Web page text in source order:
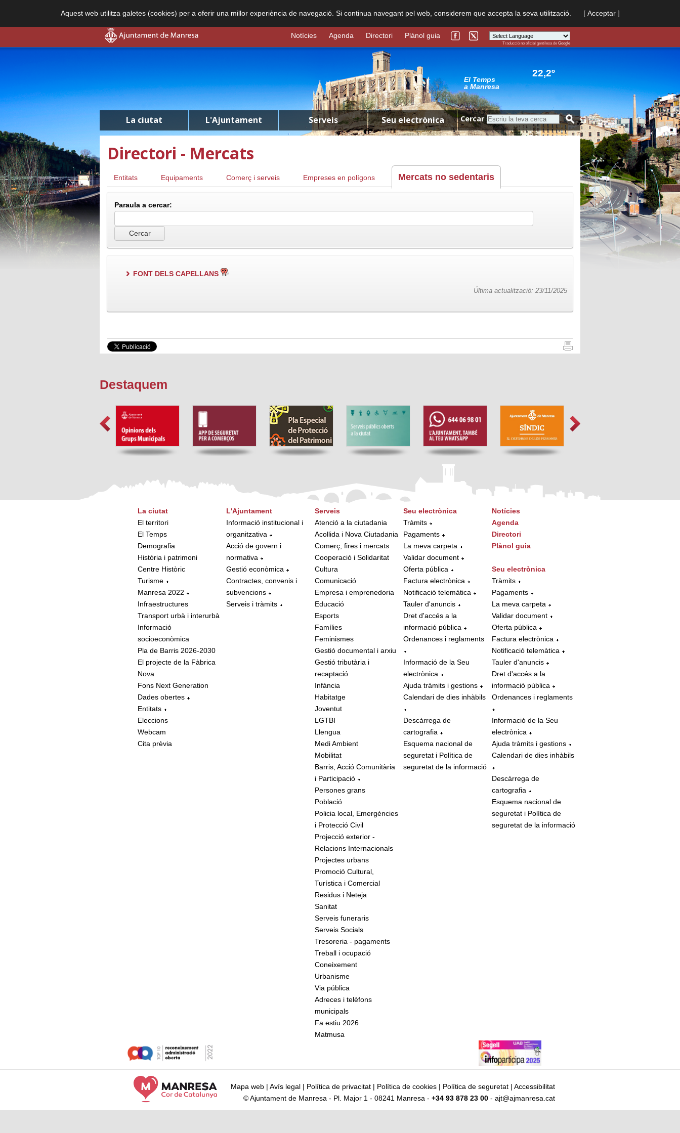
Aquest web utilitza galetes (cookies) per a oferir una millor experiència de navegació. Si continua navegant pel web, considerem que accepta la seva utilització. [ Acceptar ]
Powered by
Traducció no oficial gentilesa de Google
Notícies Agenda Directori Plànol guia
El Temps
a Manresa
22,2º
La ciutat L'Ajuntament Serveis Seu electrònica Cercar
Directori - Mercats
Entitats Equipaments Comerç i serveis Empreses en polígons Mercats no sedentaris
Paraula a cercar:
FONT DELS CAPELLANS
Última actualització: 23/11/2025
Destaquem
La ciutat
El territori
El Temps
Demografia
Història i patrimoni
Centre Històric
Turisme
Manresa 2022
Infraestructures
Transport urbà i interurbà
Informació
socioeconòmica
Pla de Barris 2026-2030
El projecte de la Fàbrica
Nova
Fons Next Generation
Dades obertes
Entitats
Eleccions
Webcam
Cita prèvia
L'Ajuntament
Informació institucional i
organitzativa
Acció de govern i
normativa
Gestió econòmica
Contractes, convenis i
subvencions
Serveis i tràmits
Serveis
Atenció a la ciutadania
Acollida i Nova Ciutadania
Comerç, fires i mercats
Cooperació i Solidaritat
Cultura
Comunicació
Empresa i emprenedoria
Educació
Esports
Famílies
Feminismes
Gestió documental i arxiu
Gestió tributària i
recaptació
Infància
Habitatge
Joventut
LGTBI
Llengua
Medi Ambient
Mobilitat
Barris, Acció Comunitària
i Participació
Persones grans
Població
Policia local, Emergències
i Protecció Civil
Projecció exterior -
Relacions Internacionals
Projectes urbans
Promoció Cultural,
Turística i Comercial
Residus i Neteja
Sanitat
Serveis funeraris
Serveis Socials
Tresoreria - pagaments
Treball i ocupació
Coneixement
Urbanisme
Via pública
Adreces i telèfons
municipals
Fa estiu 2026
Matmusa
Seu electrònica
Tràmits
Pagaments
La meva carpeta
Validar document
Oferta pública
Factura electrònica
Notificació telemàtica
Tauler d'anuncis
Dret d'accés a la
informació pública
Ordenances i reglaments
Informació de la Seu
electrònica
Ajuda tràmits i gestions
Calendari de dies inhàbils
Descàrrega de
cartografia
Esquema nacional de
seguretat i Política de
seguretat de la informació
Notícies
Agenda
Directori
Plànol guia
Seu electrònica
Tràmits
Pagaments
La meva carpeta
Validar document
Oferta pública
Factura electrònica
Notificació telemàtica
Tauler d'anuncis
Dret d'accés a la
informació pública
Ordenances i reglaments
Informació de la Seu
electrònica
Ajuda tràmits i gestions
Calendari de dies inhàbils
Descàrrega de
cartografia
Esquema nacional de
seguretat i Política de
seguretat de la informació
Mapa web | Avís legal | Política de privacitat | Política de cookies | Política de seguretat | Accessibilitat
© Ajuntament de Manresa - Pl. Major 1 - 08241 Manresa - +34 93 878 23 00 - ajt@ajmanresa.cat